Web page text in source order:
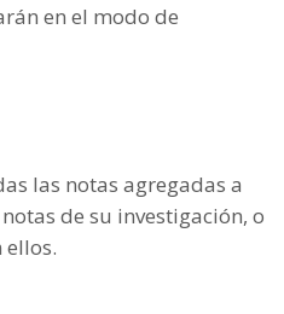
en el modo de
las notas agregadas a
de su investigación, o
ellos.